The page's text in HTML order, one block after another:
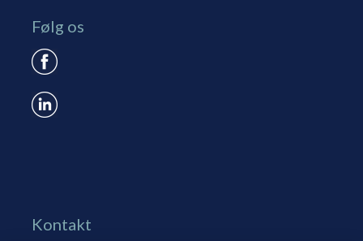
Følg os
Kontakt